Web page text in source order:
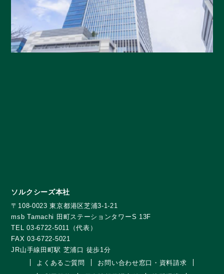
ソルクシーズ本社
〒108-0023 東京都港区芝浦3-1-21
msb Tamachi 田町ステーションタワーS 13F
TEL 03-6722-5011（代表）
FAX 03-6722-5021
JR山手線田町駅 芝浦口 徒歩1分
よくあるご質問
お問い合わせ窓口・資料請求